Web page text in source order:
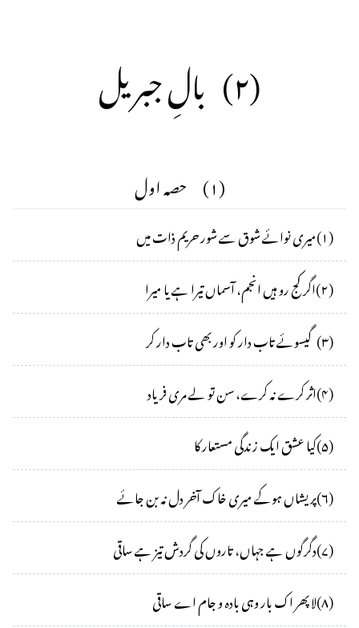
(۲) بالِ جبریل
(۱) حصہ اول
(۱)میری نوائے شوق سے شور حریم ذات میں
(۲)اگر کج رو ہیں انجم، آسماں تیرا ہے یا میرا
(۳)گیسوئے تاب دار کو اور بھی تاب دار کر
(۴)اثر کرے نہ کرے، سن تو لے مری فریاد
(۵)کیا عشق ایک زندگی مستعار کا
(۶)پریشاں ہوکے میری خاک آخر دل نہ بن جائے
(۷)دگرگوں ہے جہاں، تاروں کی گردش تیز ہے ساقی
(۸)لا پھر اک بار وہی بادہ و جام اے ساقی